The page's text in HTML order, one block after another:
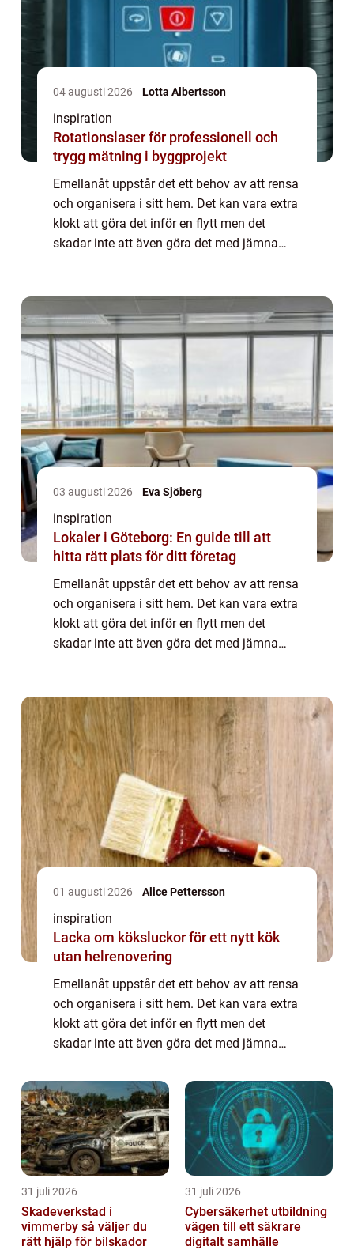
04 augusti 2026 Lotta Albertsson
inspiration
Rotationslaser för professionell och
trygg mätning i byggprojekt
Emellanåt uppstår det ett behov av att rensa
och organisera i sitt hem. Det kan vara extra
klokt att göra det inför en flytt men det
skadar inte att även göra det med jämna
03 augusti 2026 Eva Sjöberg
inspiration
Lokaler i Göteborg: En guide till att
hitta rätt plats för ditt företag
Emellanåt uppstår det ett behov av att rensa
och organisera i sitt hem. Det kan vara extra
klokt att göra det inför en flytt men det
skadar inte att även göra det med jämna
01 augusti 2026 Alice Pettersson
inspiration
Lacka om köksluckor för ett nytt kök
utan helrenovering
Emellanåt uppstår det ett behov av att rensa
och organisera i sitt hem. Det kan vara extra
klokt att göra det inför en flytt men det
skadar inte att även göra det med jämna
ordning i bostaden. Många har börj...
31 juli 2026
Skadeverkstad i
vimmerby så väljer du
rätt hjälp för bilskador
31 juli 2026
Cybersäkerhet utbildning
vägen till ett säkrare
digitalt samhälle